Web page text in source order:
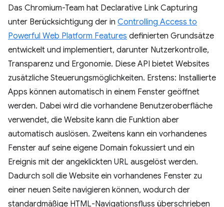
Das Chromium-Team hat Declarative Link Capturing
unter Berücksichtigung der in Controlling Access to
Powerful Web Platform Features definierten Grundsätze
entwickelt und implementiert, darunter Nutzerkontrolle,
Transparenz und Ergonomie. Diese API bietet Websites
zusätzliche Steuerungsmöglichkeiten. Erstens: Installierte
Apps können automatisch in einem Fenster geöffnet
werden. Dabei wird die vorhandene Benutzeroberfläche
verwendet, die Website kann die Funktion aber
automatisch auslösen. Zweitens kann ein vorhandenes
Fenster auf seine eigene Domain fokussiert und ein
Ereignis mit der angeklickten URL ausgelöst werden.
Dadurch soll die Website ein vorhandenes Fenster zu
einer neuen Seite navigieren können, wodurch der
standardmäßige HTML-Navigationsfluss überschrieben